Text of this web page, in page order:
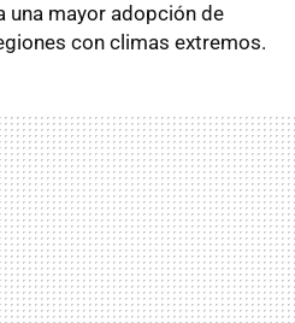
una mayor adopción de
con climas extremos.